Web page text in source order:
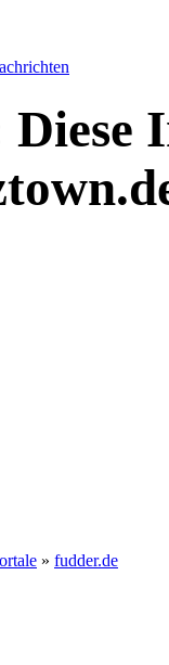
» fudder.de